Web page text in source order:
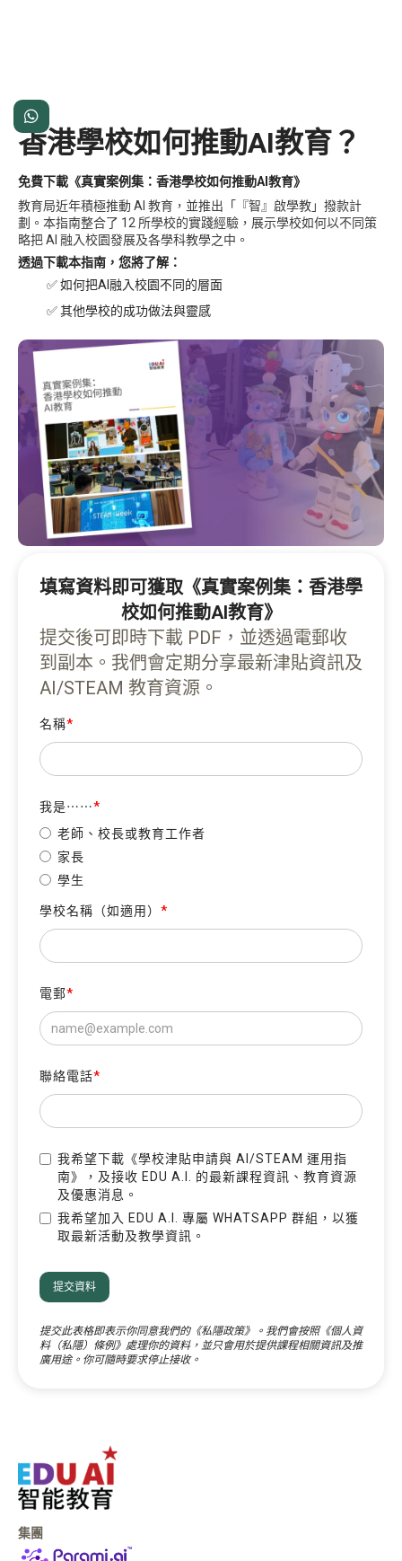

香港學校如何推動AI教育？
免費下載《真實案例集：香港學校如何推動AI教育》
教育局近年積極推動 AI 教育，並推出「『智』啟學教」撥款計
劃。本指南整合了 12 所學校的實踐經驗，展示學校如何以不同策
略把 AI 融入校園發展及各學科教學之中。
透過下載本指南，您將了解：
✅ 如何把AI融入校園不同的層面
✅ 其他學校的成功做法與靈感
填寫資料即可獲取《真實案例集：香港學
校如何推動AI教育》
提交後可即時下載 PDF，並透過電郵收
到副本。我們會定期分享最新津貼資訊及
AI/STEAM 教育資源。
名稱*
我是⋯⋯*
老師、校長或教育工作者
家長
學生
學校名稱（如適用） *
電郵*
聯絡電話*
我希望下載《學校津貼申請與 AI/STEAM 運用指
南》，及接收 EDU A.I. 的最新課程資訊、教育資源
及優惠消息。
我希望加入 EDU A.I. 專屬 WHATSAPP 群組，以獲
取最新活動及教學資訊。
提交此表格即表示你同意我們的《私隱政策》。我們會按照《個人資
料（私隱）條例》處理你的資料，並只會用於提供課程相關資訊及推
廣用途。你可隨時要求停止接收。
集團